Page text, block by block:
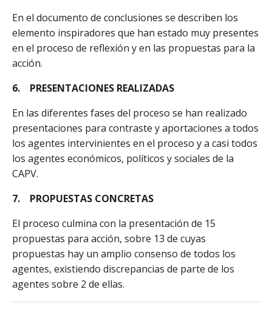
En el documento de conclusiones se describen los
elemento inspiradores que han estado muy presentes
en el proceso de reflexión y en las propuestas para la
acción.
6.
PRESENTACIONES REALIZADAS
En las diferentes fases del proceso se han realizado
presentaciones para contraste y aportaciones a todos
los agentes intervinientes en el proceso y a casi todos
los agentes económicos, políticos y sociales de la
CAPV.
7.
PROPUESTAS CONCRETAS
El proceso culmina con la presentación de 15
propuestas para acción, sobre 13 de cuyas
propuestas hay un amplio consenso de todos los
agentes, existiendo discrepancias de parte de los
agentes sobre 2 de ellas.